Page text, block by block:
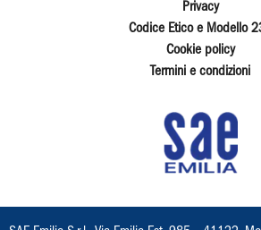
Privacy
Codice Etico e Modello
Cookie policy
Termini e condizioni